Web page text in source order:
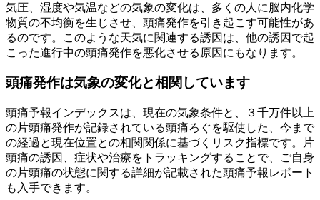
気圧、湿度や気温などの気象の変化は、多くの人に脳内化学
物質の不均衡を生じさせ、頭痛発作を引き起こす可能性があ
るのです。このような天気に関連する誘因は、他の誘因で起
こった進行中の頭痛発作を悪化させる原因にもなります。
頭痛発作は気象の変化と相関しています
頭痛予報インデックスは、現在の気象条件と、３千万件以上
の片頭痛発作が記録されている頭痛ろぐを駆使した、今まで
の経過と現在位置との相関関係に基づくリスク指標です。片
頭痛の誘因、症状や治療をトラッキングすることで、ご自身
の片頭痛の状態に関する詳細が記載された頭痛予報レポート
も入手できます。